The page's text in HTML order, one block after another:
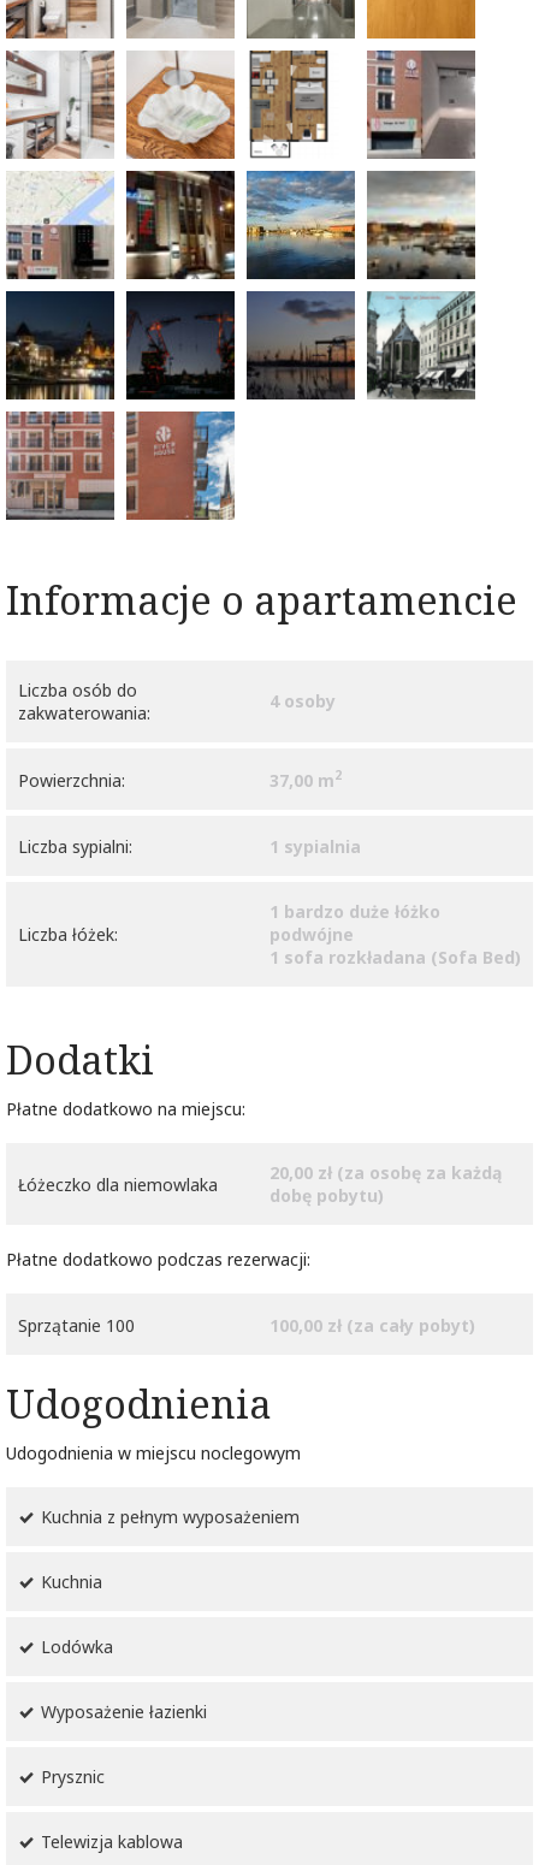
Informacje o apartamencie
Liczba osób do
zakwaterowania:
4 osoby
Powierzchnia: 37,00 m2
Liczba sypialni: 1 sypialnia
Liczba łóżek:
1 bardzo duże łóżko
podwójne
1 sofa rozkładana (Sofa Bed)
Dodatki
Płatne dodatkowo na miejscu:
Łóżeczko dla niemowlaka
20,00 zł (za osobę za każdą
dobę pobytu)
Płatne dodatkowo podczas rezerwacji:
Sprzątanie 100 100,00 zł (za cały pobyt)
Udogodnienia
Udogodnienia w miejscu noclegowym
Kuchnia z pełnym wyposażeniem
Kuchnia
Lodówka
Wyposażenie łazienki
Prysznic
Telewizja kablowa